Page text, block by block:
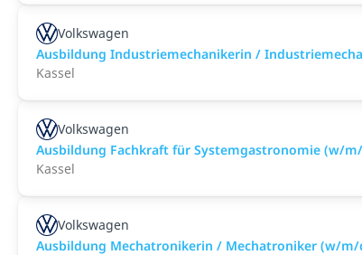
Volkswagen
Ausbildung Industriemechanikerin /
Kassel
Volkswagen
Ausbildung Fachkraft für Systemgastronomie (w/
Kassel
Volkswagen
Ausbildung Mechatronikerin / Mechatroniker (w/m/